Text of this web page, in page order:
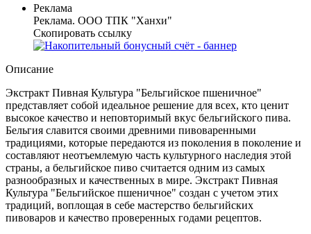
Реклама
Реклама. ООО ТПК "Ханхи"
Скопировать ссылку
Описание
Экстракт Пивная Культура "Бельгийское пшеничное"
представляет собой идеальное решение для всех, кто ценит
высокое качество и неповторимый вкус бельгийского пива.
Бельгия славится своими древними пивоваренными
традициями, которые передаются из поколения в поколение и
составляют неотъемлемую часть культурного наследия этой
страны, а бельгийское пиво считается одним из самых
разнообразных и качественных в мире. Экстракт Пивная
Культура "Бельгийское пшеничное" создан с учетом этих
традиций, воплощая в себе мастерство бельгийских
пивоваров и качество проверенных годами рецептов.